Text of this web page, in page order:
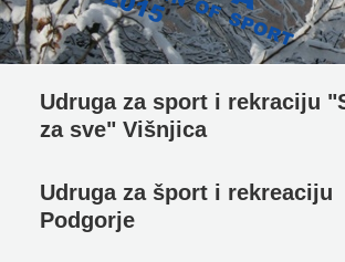
Udruga za sport i rekraciju
za sve" Višnjica
Udruga za šport i rekreaciju
Podgorje